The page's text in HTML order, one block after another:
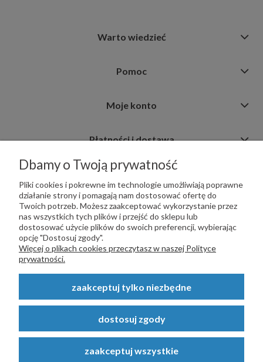
Warto wiedzieć
Pomoc
Moje konto
Płatności i dostawa
Informacje
PŁATNOŚCI OBSŁUGUJE:
Copyright © 2023STALSKLEP.PL- Akcesoria do bram i ogrodzeń -
STALSKLEP ul. Feliksa Wrobela 4a, 30-798 Kraków. Wszystkie prawa
Dbamy o Twoją prywatność
Pliki cookies i pokrewne im technologie umożliwiają poprawne
działanie strony i pomagają nam dostosować ofertę do
Twoich potrzeb. Możesz zaakceptować wykorzystanie przez
nas wszystkich tych plików i przejść do sklepu lub
dostosować użycie plików do swoich preferencji, wybierając
opcję "Dostosuj zgody".
Więcej o plikach cookies przeczytasz w naszej Polityce
prywatności.
zaakceptuj tylko niezbędne
dostosuj zgody
zaakceptuj wszystkie